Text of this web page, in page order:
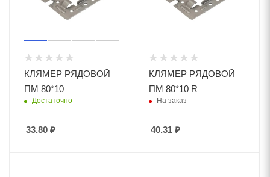
КЛЯМЕР РЯДОВОЙ
ПМ 80*10
Достаточно
33.80 ₽
КЛЯМЕР РЯДОВОЙ
ПМ 80*10 R
На заказ
40.31 ₽